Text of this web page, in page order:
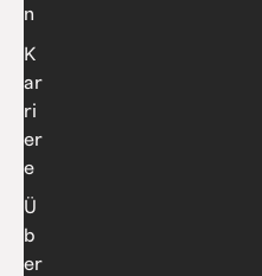
n
K
ar
ri
er
e
Ü
b
er